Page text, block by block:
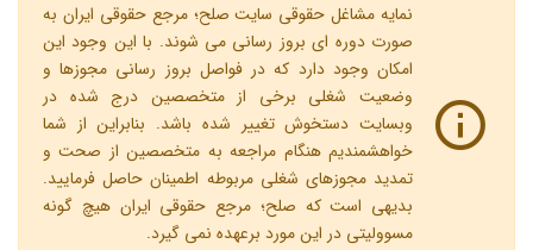
نمایه مشاغل حقوقی سایت صلح؛ مرجع حقوقی ایران به
صورت دوره ای بروز رسانی می شوند. با این وجود این
امکان وجود دارد که در فواصل بروز رسانی مجوزها و
وضعیت شغلی برخی از متخصصین درج شده در
وبسایت دستخوش تغییر شده باشد. بنابراین از شما
خواهشمندیم هنگام مراجعه به متخصصین از صحت و
تمدید مجوزهای شغلی مربوطه اطمینان حاصل فرمایید.
بدیهی است که صلح؛ مرجع حقوقی ایران هیچ گونه
مسوولیتی در این مورد برعهده نمی گیرد.